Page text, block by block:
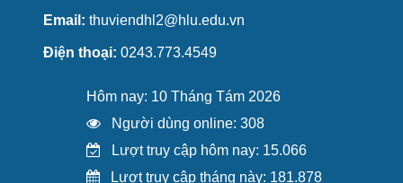
Email: thuviendhl2@hlu.edu.vn
Điện thoại: 0243.773.4549
Hôm nay: 10 Tháng Tám 2026
Người dùng online: 308
Lượt truy cập hôm nay: 15.066
Lượt truy cập tháng này: 181.878